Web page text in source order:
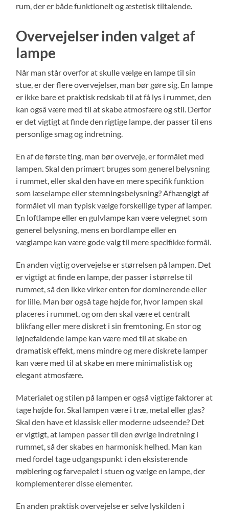
rum, der er både funktionelt og æstetisk tiltalende.
Overvejelser inden valget af
lampe
Når man står overfor at skulle vælge en lampe til sin
stue, er der flere overvejelser, man bør gøre sig. En lampe
er ikke bare et praktisk redskab til at få lys i rummet, den
kan også være med til at skabe atmosfære og stil. Derfor
er det vigtigt at finde den rigtige lampe, der passer til ens
personlige smag og indretning.
En af de første ting, man bør overveje, er formålet med
lampen. Skal den primært bruges som generel belysning
i rummet, eller skal den have en mere specifik funktion
som læselampe eller stemningsbelysning? Afhængigt af
formålet vil man typisk vælge forskellige typer af lamper.
En loftlampe eller en gulvlampe kan være velegnet som
generel belysning, mens en bordlampe eller en
væglampe kan være gode valg til mere specifikke formål.
En anden vigtig overvejelse er størrelsen på lampen. Det
er vigtigt at finde en lampe, der passer i størrelse til
rummet, så den ikke virker enten for dominerende eller
for lille. Man bør også tage højde for, hvor lampen skal
placeres i rummet, og om den skal være et centralt
blikfang eller mere diskret i sin fremtoning. En stor og
iøjnefaldende lampe kan være med til at skabe en
dramatisk effekt, mens mindre og mere diskrete lamper
kan være med til at skabe en mere minimalistisk og
elegant atmosfære.
Materialet og stilen på lampen er også vigtige faktorer at
tage højde for. Skal lampen være i træ, metal eller glas?
Skal den have et klassisk eller moderne udseende? Det
er vigtigt, at lampen passer til den øvrige indretning i
rummet, så der skabes en harmonisk helhed. Man kan
med fordel tage udgangspunkt i den eksisterende
møblering og farvepalet i stuen og vælge en lampe, der
komplementerer disse elementer.
En anden praktisk overvejelse er selve lyskilden i